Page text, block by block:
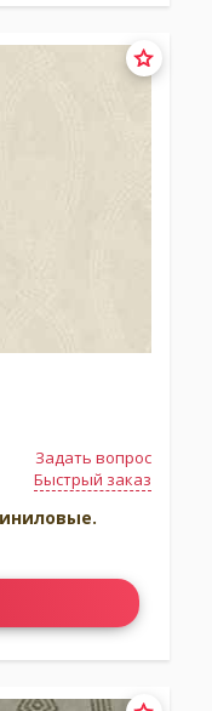
Задать вопрос
Быстрый заказ